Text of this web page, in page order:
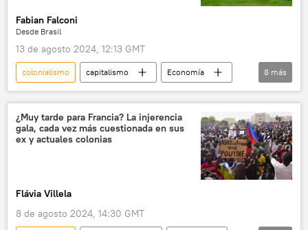
Fabian Falconi
Desde Brasil
13 de agosto 2024, 12:13 GMT
colonialismo capitalismo
Economía
Sur global
China
Occidente
📈 Mercados y finanzas
explotación
desigualdad
imperialismo
8 más
¿Muy tarde para Francia? La injerencia
gala, cada vez más cuestionada en sus
ex y actuales colonias
Flávia Villela
8 de agosto 2024, 14:30 GMT